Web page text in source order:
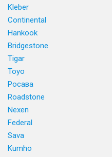
Kleber
Continental
Hankook
Bridgestone
Tigar
Toyo
Росава
Roadstone
Nexen
Federal
Sava
Kumho